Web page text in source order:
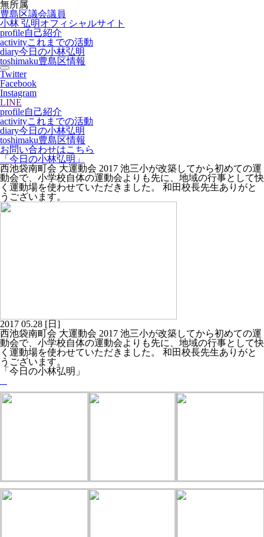
無所属
豊島区議会議員
小林 弘明オフィシャルサイト
profile自己紹介
activityこれまでの活動
diary今日の小林弘明
toshimaku豊島区情報
Twitter
Facebook
Instagram
LINE
profile自己紹介
activityこれまでの活動
diary今日の小林弘明
toshimaku豊島区情報
お問い合わせはこちら
「今日の小林弘明」
西池袋南町会 大運動会 2017 池三小が改築してから初めての運
動会で、小学校自体の運動会よりも先に、地域の行事として快
く運動場を使わせていただきました。 和田校長先生ありがと
うございます。
2017 05.28 [日]
西池袋南町会 大運動会 2017 池三小が改築してから初めての運
動会で、小学校自体の運動会よりも先に、地域の行事として快
く運動場を使わせていただきました。 和田校長先生ありがと
うございます。
「今日の小林弘明」